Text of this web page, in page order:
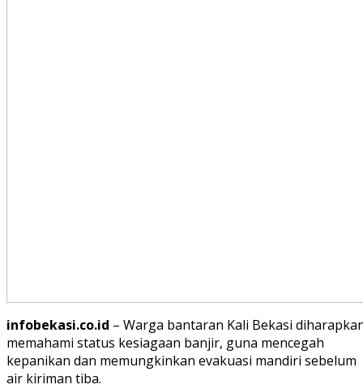
infobekasi.co.id – Warga bantaran Kali Bekasi
memahami status kesiagaan banjir, guna mencegah
kepanikan dan memungkinkan evakuasi mandiri sebelum
air kiriman tiba.